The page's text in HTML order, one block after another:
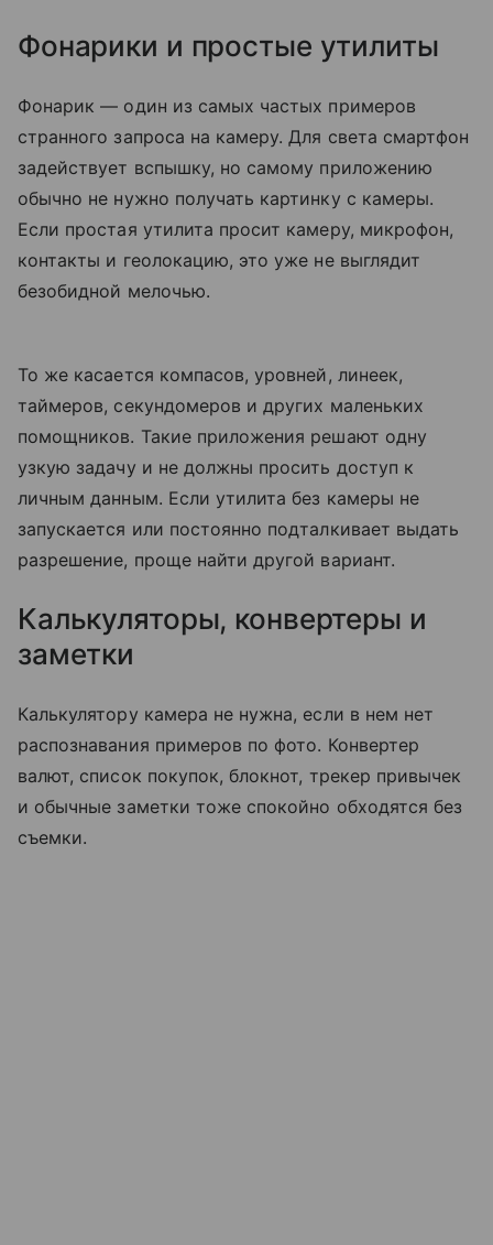
Фонарики и простые утилиты
Фонарик — один из самых частых примеров
странного запроса на камеру. Для света смартфон
задействует вспышку, но самому приложению
обычно не нужно получать картинку с камеры.
Если простая утилита просит камеру, микрофон,
контакты и геолокацию, это уже не выглядит
безобидной мелочью.
То же касается компасов, уровней, линеек,
таймеров, секундомеров и других маленьких
помощников. Такие приложения решают одну
узкую задачу и не должны просить доступ к
личным данным. Если утилита без камеры не
запускается или постоянно подталкивает выдать
разрешение, проще найти другой вариант.
Калькуляторы, конвертеры и
заметки
Калькулятору камера не нужна, если в нем нет
распознавания примеров по фото. Конвертер
валют, список покупок, блокнот, трекер привычек
и обычные заметки тоже спокойно обходятся без
съемки.